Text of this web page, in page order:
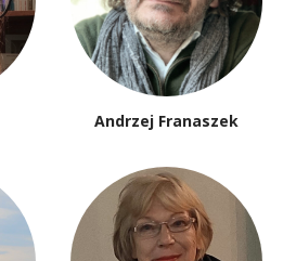
Andrzej Franaszek